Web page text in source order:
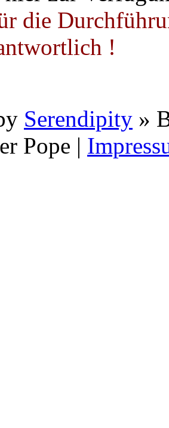
die
!
Serendipity »
Pope |